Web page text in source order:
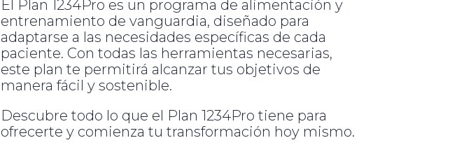
El Plan 1234Pro es un programa de alimentación y
entrenamiento de vanguardia, diseñado para
adaptarse a las necesidades específicas de cada
paciente. Con todas las herramientas necesarias,
este plan te permitirá alcanzar tus objetivos de
manera fácil y sostenible.
Descubre todo lo que el Plan 1234Pro tiene para
ofrecerte y comienza tu transformación hoy mismo.